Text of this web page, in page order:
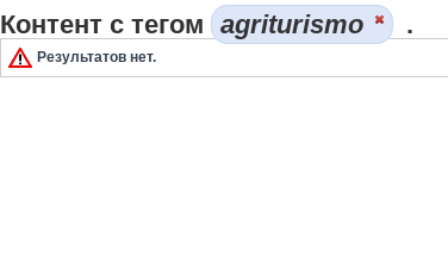
Контент с тегом agriturismo .
Результатов нет.